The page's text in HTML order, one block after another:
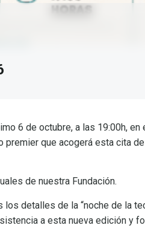
6 de octubre, a las 19:00h, en
que acogerá esta cita
de nuestra Fundación.
detalles de la “noche de la
a esta nueva edición y